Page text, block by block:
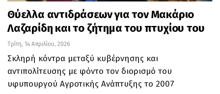
Θύελλα αντιδράσεων για τον Μακάριο
Λαζαρίδη και το ζήτημα του πτυχίου του
Τρίτη, 14 Απριλίου, 2026
Σκληρή κόντρα μεταξύ κυβέρνησης και
αντιπολίτευσης με φόντο τον διορισμό του
υφυπουργού Αγροτικής Ανάπτυξης το 2007